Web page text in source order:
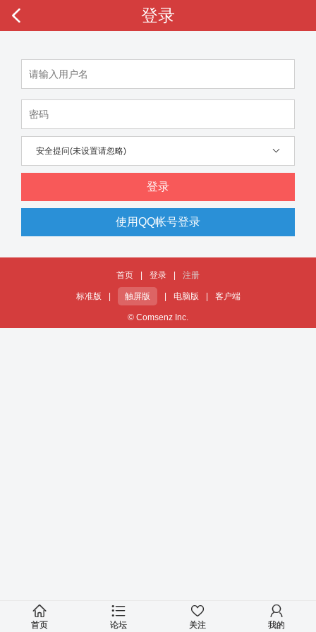
登录
安全提问(未设置请忽略)
登录
使用QQ帐号登录
首页 登录 注册
标准版 触屏版 电脑版 客户端
© Comsenz Inc.
首页 论坛 关注 我的